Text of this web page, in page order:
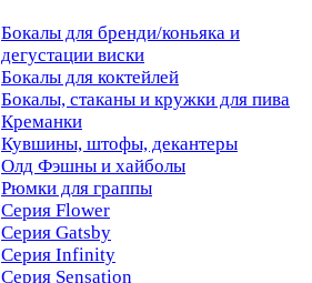
Бокалы для бренди/коньяка и
дегустации виски
Бокалы для коктейлей
Бокалы, стаканы и кружки для пива
Креманки
Кувшины, штофы, декантеры
Олд Фэшны и хайболы
Рюмки для граппы
Серия Flower
Серия Gatsby
Серия Infinity
Серия Sensation